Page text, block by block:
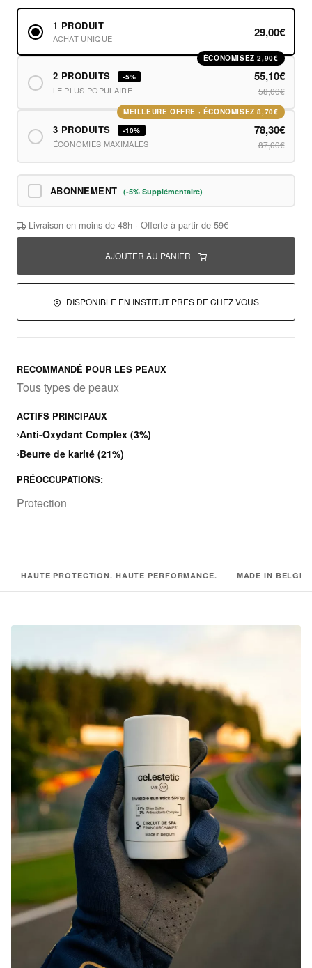
1 PRODUIT
ACHAT UNIQUE 29,00€
ÉCONOMISEZ 2,90€
2 PRODUITS -5%
LE PLUS POPULAIRE
55,10€
58,00€
MEILLEURE OFFRE · ÉCONOMISEZ 8,70€
3 PRODUITS -10%
ÉCONOMIES MAXIMALES
78,30€
87,00€
ABONNEMENT (-5% Supplémentaire)
Livraison en moins de 48h · Offerte à partir de 59€
AJOUTER AU PANIER
DISPONIBLE EN INSTITUT PRÈS DE CHEZ VOUS
RECOMMANDÉ POUR LES PEAUX
Tous types de peaux
ACTIFS PRINCIPAUX
›Anti-Oxydant Complex (3%)
›Beurre de karité (21%)
PRÉOCCUPATIONS:
Protection
HAUTE PROTECTION. HAUTE PERFORMANCE. MADE IN